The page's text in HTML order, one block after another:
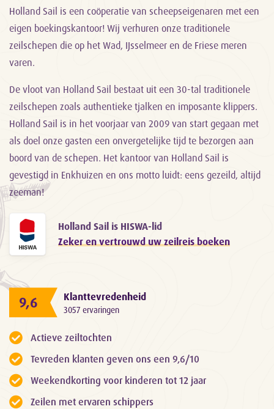
Holland Sail is een coöperatie van scheepseigenaren met een
eigen boekingskantoor! Wij verhuren onze traditionele
zeilschepen die op het Wad, IJsselmeer en de Friese meren
varen.
De vloot van Holland Sail bestaat uit een 30-tal traditionele
zeilschepen zoals authentieke tjalken en imposante klippers.
Holland Sail is in het voorjaar van 2009 van start gegaan met
als doel onze gasten een onvergetelijke tijd te bezorgen aan
boord van de schepen. Het kantoor van Holland Sail is
gevestigd in Enkhuizen en ons motto luidt: eens gezeild, altijd
zeeman!
Holland Sail is HISWA-lid
Zeker en vertrouwd uw zeilreis boeken
9,6 Klanttevredenheid
3057 ervaringen
Actieve zeiltochten
Tevreden klanten geven ons een 9,6/10
Weekendkorting voor kinderen tot 12 jaar
Zeilen met ervaren schippers